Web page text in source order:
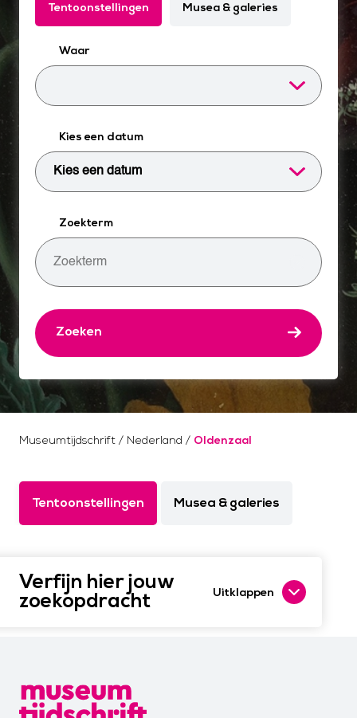
Tentoonstellingen Musea & galeries
Waar
Kies een datum
Zoekterm
Zoeken
Museumtijdschrift / Nederland / Oldenzaal
Tentoonstellingen Musea & galeries
Verfijn hier jouw
zoekopdracht Uitklappen